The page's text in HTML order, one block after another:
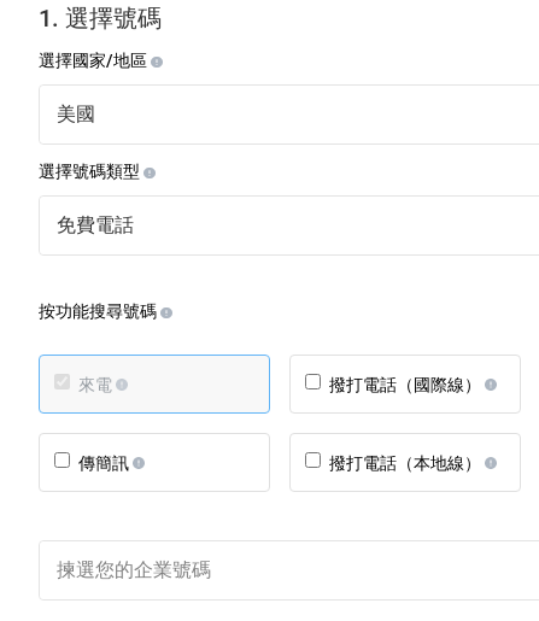
1. 選擇號碼
選擇國家/地區
美國
選擇號碼類型
免費電話
按功能搜尋號碼
來電 撥打電話（國際線）
傳簡訊 撥打電話（本地線）
揀選您的企業號碼